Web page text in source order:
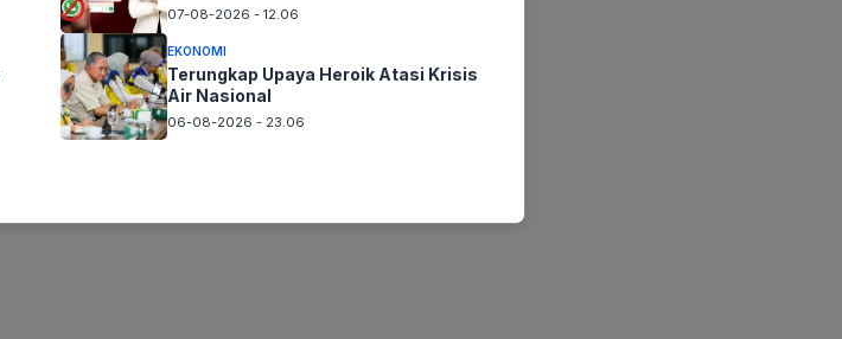
07-08-2026 - 12.06
EKONOMI
Terungkap Upaya Heroik Atasi Krisis
Air Nasional
06-08-2026 - 23.06